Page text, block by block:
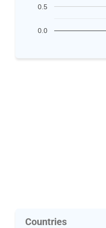
0.0
0.5
Countries